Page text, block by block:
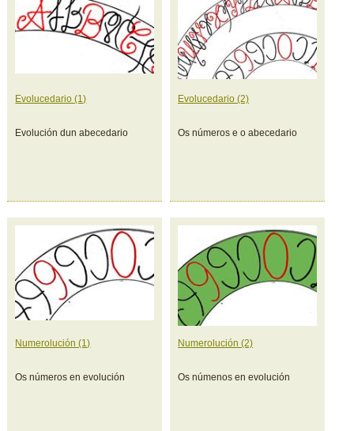
Evolucedario (1)
Evolución dun abecedario
Evolucedario (2)
Os números e o abecedario
Numerolución (1)
Os números en evolución
Numerolución (2)
Os númenos en evolución